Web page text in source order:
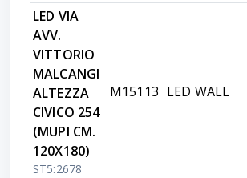
LED VIA
AVV.
VITTORIO
MALCANGI
ALTEZZA
CIVICO 254
(MUPI CM.
120X180)
ST5:2678
M15113 LED WALL